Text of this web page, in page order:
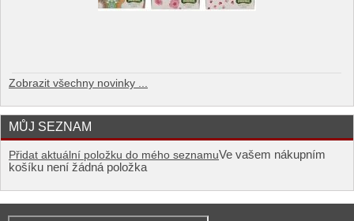
Zobrazit všechny novinky ...
MŮJ SEZNAM
Přidat aktuální položku do mého seznamuVe vašem nákupním
košíku není žádná položka